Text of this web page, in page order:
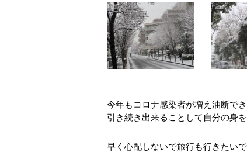
今年もコロナ感染者が増え油断でき
引き続き出来ることして自分の身を
早く心配しないで旅行も行きたいで